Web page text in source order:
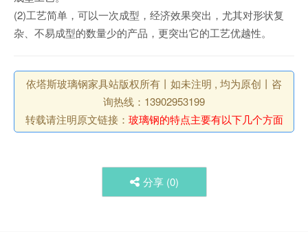
(2)工艺简单，可以一次成型，经济效果突出，尤其对形状复
杂、不易成型的数量少的产品，更突出它的工艺优越性。
依塔斯玻璃钢家具站版权所有丨如未注明 , 均为原创丨咨
询热线：13902953199
转载请注明原文链接： 玻璃钢的特点主要有以下几个方面
分享 (0)